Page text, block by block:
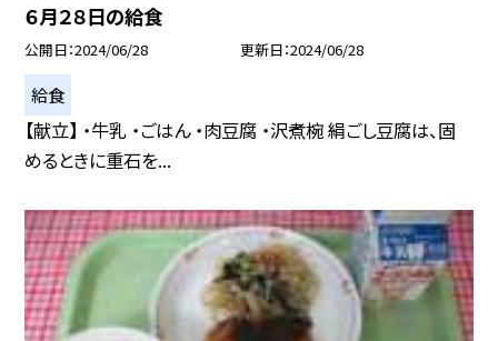
６月２８日の給食
公開日 2024/06/28 更新日 2024/06/28
給食
【献立】 ・牛乳 ・ごはん ・肉豆腐 ・沢煮椀 絹ごし豆腐は、固
めるときに重石を...